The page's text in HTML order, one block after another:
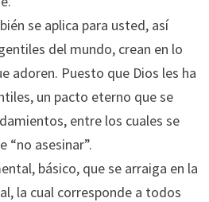
se aplica para usted, así
del mundo, crean en lo
adoren. Puesto que Dios les ha
un pacto eterno que se
entre los cuales se
“no asesinar”.
básico, que se arraiga en la
la cual corresponde a todos